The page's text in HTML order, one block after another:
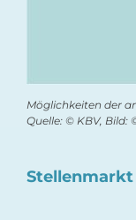
Möglichkeiten der
Quelle: © KBV, Bild: ©
Stellenmarkt